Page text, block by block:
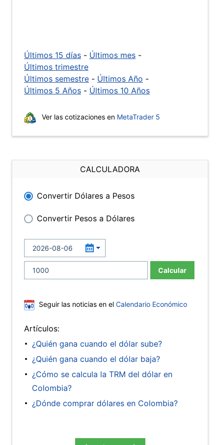
Últimos 15 días - Últimos mes -
Últimos trimestre
Últimos semestre - Últimos Año -
Últimos 5 Años - Últimos 10 Años
Ver las cotizaciones en MetaTrader 5
CALCULADORA
Convertir Dólares a Pesos
Convertir Pesos a Dólares
Calcular
Seguir las noticias en el Calendario Económico
Artículos:
¿Quién gana cuando el dólar sube?
¿Quién gana cuando el dólar baja?
¿Cómo se calcula la TRM del dólar en
Colombia?
¿Dónde comprar dólares en Colombia?